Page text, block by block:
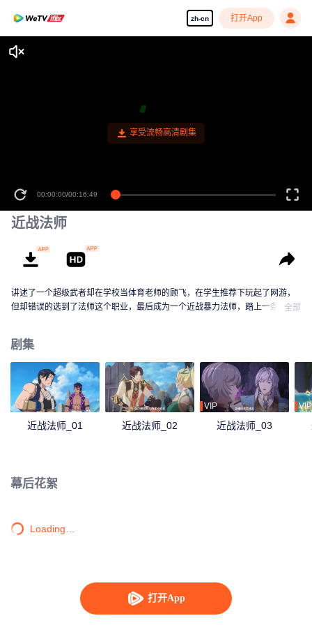
zh-cn 打开App
打开App
享受流畅高清剧集
00:00:00/00:16:49
近战法师
讲述了一个超级武者却在学校当体育老师的顾飞，在学生推荐下玩起了网游，
但却错误的选到了法师这个职业，最后成为一个近战暴力法师，踏上一条新的
全部
剧集
近战法师_01 近战法师_02
VIP
近战法师_03
VIP
幕后花絮
Loading…